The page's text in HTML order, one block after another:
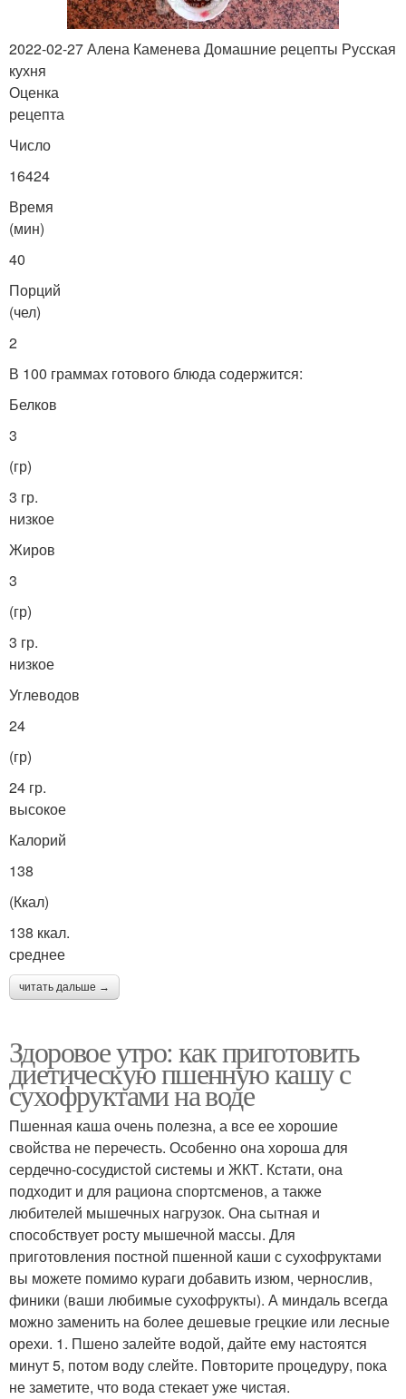
2022-02-27 Алена Каменева Домашние рецепты Русская
кухня
Оценка
рецепта
Число
16424
Время
(мин)
40
Порций
(чел)
2
В 100 граммах готового блюда содержится:
Белков
3
(гр)
3 гр.
низкое
Жиров
3
(гр)
3 гр.
низкое
Углеводов
24
(гр)
24 гр.
высокое
Калорий
138
(Ккал)
138 ккал.
среднее
читать дальше →
Здоровое утро: как приготовить
диетическую пшенную кашу с
сухофруктами на воде
Пшенная каша очень полезна, а все ее хорошие
свойства не перечесть. Особенно она хороша для
сердечно-сосудистой системы и ЖКТ. Кстати, она
подходит и для рациона спортсменов, а также
любителей мышечных нагрузок. Она сытная и
способствует росту мышечной массы. Для
приготовления постной пшенной каши с сухофруктами
вы можете помимо кураги добавить изюм, чернослив,
финики (ваши любимые сухофрукты). А миндаль всегда
можно заменить на более дешевые грецкие или лесные
орехи. 1. Пшено залейте водой, дайте ему настоятся
минут 5, потом воду слейте. Повторите процедуру, пока
не заметите, что вода стекает уже чистая.